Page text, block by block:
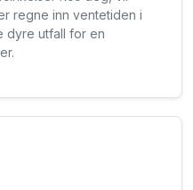
regne inn ventetiden i
dyre utfall for en